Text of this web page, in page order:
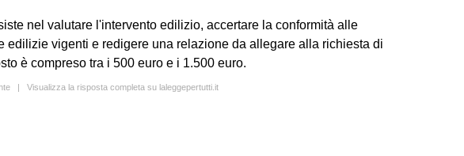
nel valutare l'intervento edilizio, accertare la conformità alle
edilizie vigenti e redigere una relazione da allegare alla richiesta di
è compreso tra i 500 euro e i 1.500 euro.
| Visualizza la risposta completa su laleggepertutti.it